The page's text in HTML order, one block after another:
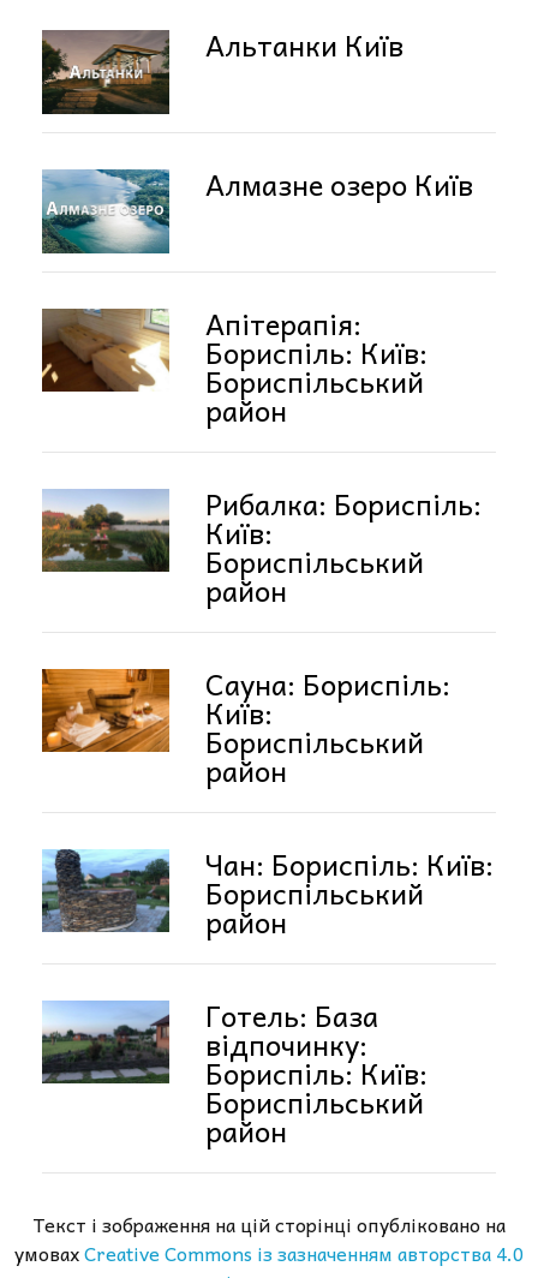
Альтанки Київ
Алмазне озеро Київ
Апітерапія:
Бориспіль: Київ:
Бориспільський
район
Рибалка: Бориспіль:
Київ:
Бориспільський
район
Сауна: Бориспіль:
Київ:
Бориспільський
район
Чан: Бориспіль: Київ:
Бориспільський
район
Готель: База
відпочинку:
Бориспіль: Київ:
Бориспільський
район
Текст і зображення на цій сторінці опубліковано на
умовахCreative Commons із зазначенням авторства 4.0